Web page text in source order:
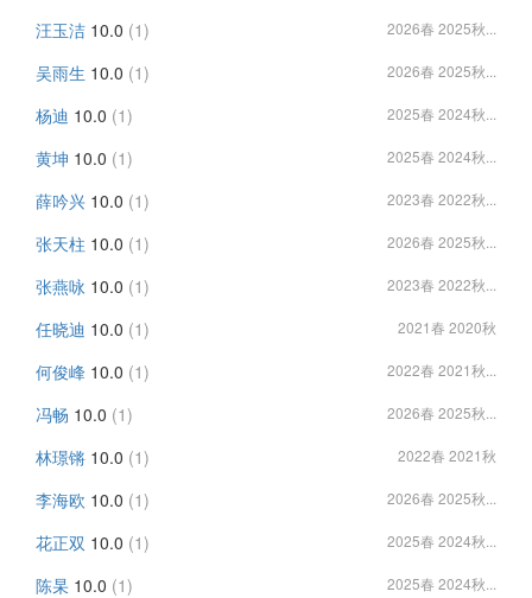
汪玉洁 10.0 (1) 2026春 2025秋...
吴雨生 10.0 (1) 2026春 2025秋...
杨迪 10.0 (1) 2025春 2024秋...
黄坤 10.0 (1) 2025春 2024秋...
薛吟兴 10.0 (1) 2023春 2022秋...
张天柱 10.0 (1) 2026春 2025秋...
张燕咏 10.0 (1) 2023春 2022秋...
任晓迪 10.0 (1) 2021春 2020秋
何俊峰 10.0 (1) 2022春 2021秋...
冯畅 10.0 (1) 2026春 2025秋...
林璟锵 10.0 (1) 2022春 2021秋
李海欧 10.0 (1) 2026春 2025秋...
花正双 10.0 (1) 2025春 2024秋...
陈杲 10.0 (1) 2025春 2024秋...